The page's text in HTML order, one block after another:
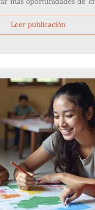
Leer publicación